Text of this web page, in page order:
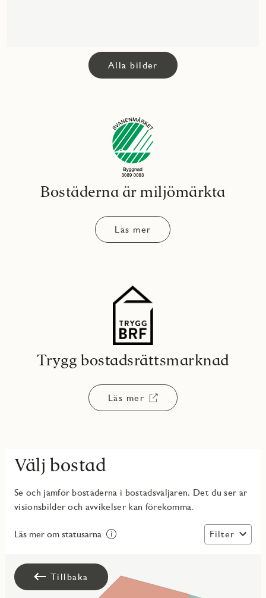
Alla bilder
Bostäderna är miljömärkta
Läs mer
Trygg bostadsrättsmarknad
Läs mer
Välj bostad
Se och jämför bostäderna i bostadsväljaren. Det du ser är
visionsbilder och avvikelser kan förekomma.
Läs mer om statusarna Filter
Tillbaka